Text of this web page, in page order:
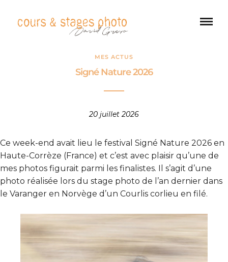
MES ACTUS
Signé Nature 2026
20 juillet 2026
Ce week-end avait lieu le festival Signé Nature 2026 en
Haute-Corrèze (France) et c’est avec plaisir qu’une de
mes photos figurait parmi les finalistes. Il s’agit d’une
photo réalisée lors du stage photo de l’an dernier dans
le Varanger en Norvège d’un Courlis corlieu en filé.